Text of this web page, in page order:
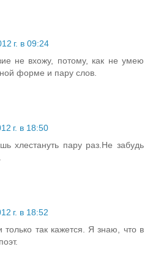
г. в 09:24
не вхожу, потому, как не умею
форме и пару слов.
г. в 18:50
хлестануть пару раз.Не забудь
г. в 18:52
так кажется. Я знаю, что в